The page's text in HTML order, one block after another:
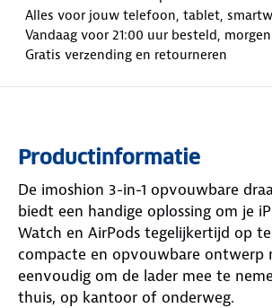
Alles voor jouw telefoon, tablet,
Vandaag voor 21:00 uur besteld,
Gratis verzending en retourneren
Productinformatie
De imoshion 3-in-1 opvouwbare
biedt een handige oplossing om je
Watch en AirPods tegelijkertijd op
compacte en opvouwbare ontwerp
eenvoudig om de lader mee te
thuis, op kantoor of onderweg.